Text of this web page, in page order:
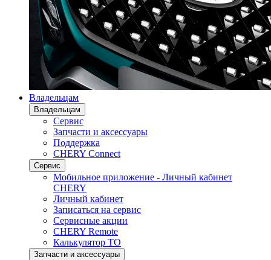
Владельцам
Владельцам
Сервис
Запчасти и аксессуары
Поддержка
CHERY Connect
Сервис
Мобильное приложение - Личный кабинет
CHERY
Личный кабинет
Записаться на сервис
Сервисные акции
CHERY Remote
Калькулятор ТО
Запчасти и аксессуары